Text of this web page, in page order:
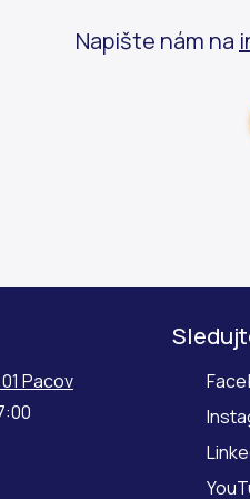
Napište nám na
Pacov